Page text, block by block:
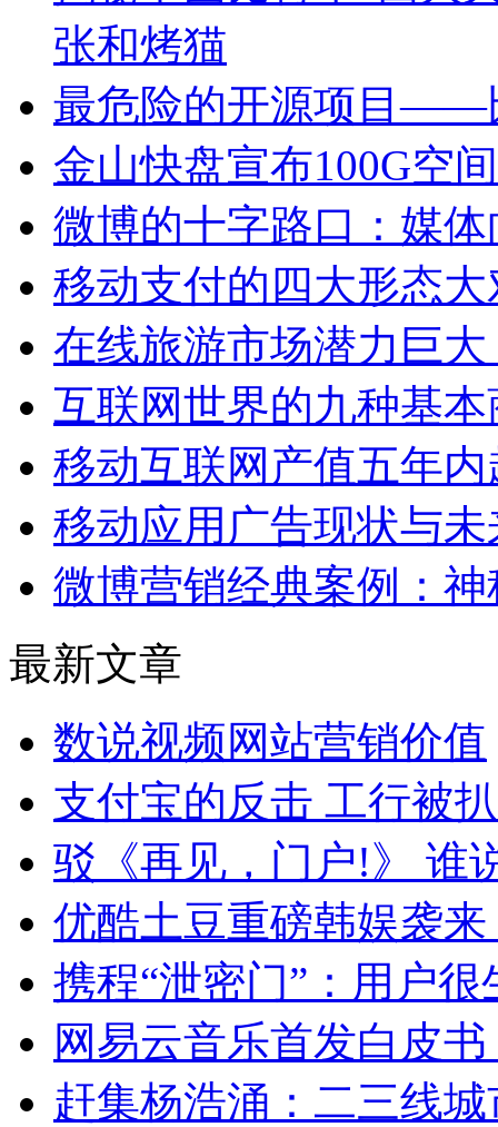
张和烤猫
最危险的开源项目——
金山快盘宣布100G空
微博的十字路口：媒
移动支付的四大形态大
在线旅游市场潜力巨
互联网世界的九种基
移动互联网产值五年
移动应用广告现状与
微博营销经典案例：
最新文章
数说视频网站营销价值
支付宝的反击 工行被
驳《再见，门户!》 谁
优酷土豆重磅韩娱袭
携程“泄密门”：用户
网易云音乐首发白皮
赶集杨浩涌：二三线